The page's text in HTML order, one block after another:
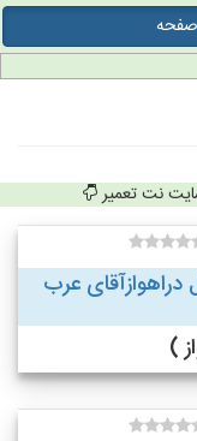
نت تعمیر
عرب